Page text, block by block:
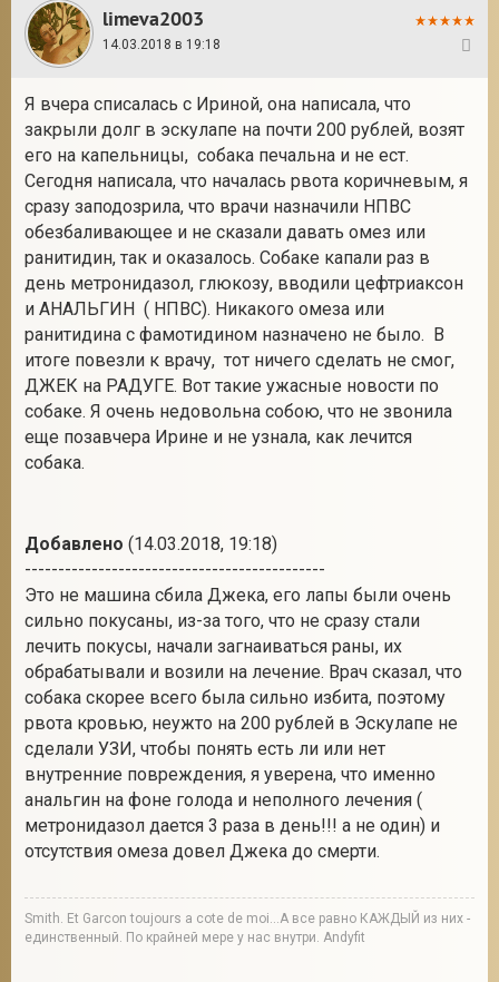
limeva2003
14.03.2018 в 19:18
Я вчера списалась с Ириной, она написала, что
закрыли долг в эскулапе на почти 200 рублей, возят
его на капельницы, собака печальна и не ест.
Сегодня написала, что началась рвота коричневым, я
сразу заподозрила, что врачи назначили НПВС
обезбаливающее и не сказали давать омез или
ранитидин, так и оказалось. Собаке капали раз в
день метронидазол, глюкозу, вводили цефтриаксон
и АНАЛЬГИН ( НПВС). Никакого омеза или
ранитидина с фамотидином назначено не было. В
итоге повезли к врачу, тот ничего сделать не смог,
ДЖЕК на РАДУГЕ. Вот такие ужасные новости по
собаке. Я очень недовольна собою, что не звонила
еще позавчера Ирине и не узнала, как лечится
собака.
Добавлено (14.03.2018, 19:18)
---------------------------------------------
Это не машина сбила Джека, его лапы были очень
сильно покусаны, из-за того, что не сразу стали
лечить покусы, начали загнаиваться раны, их
обрабатывали и возили на лечение. Врач сказал, что
собака скорее всего была сильно избита, поэтому
рвота кровью, неужто на 200 рублей в Эскулапе не
сделали УЗИ, чтобы понять есть ли или нет
внутренние повреждения, я уверена, что именно
анальгин на фоне голода и неполного лечения (
метронидазол дается 3 раза в день!!! а не один) и
отсутствия омеза довел Джека до смерти.
Smith. Et Garcon toujours a cote de moi...А все равно КАЖДЫЙ из них -
единственный. По крайней мере у нас внутри. Andyfit